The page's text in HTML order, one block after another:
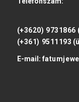
(+3620) 9731866
(+361) 9511193
E-mail: